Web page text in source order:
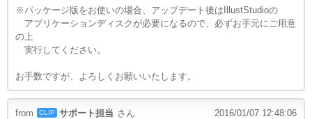
※パッケージ版をお使いの場合、アップデート後はIllustStudioの
アプリケーションディスクが必要になるので、必ずお手元にご用意
の上
実行してください。
お手数ですが、よろしくお願いいたします。
from CLIP サポート担当 さん 2016/01/07 12:48:06